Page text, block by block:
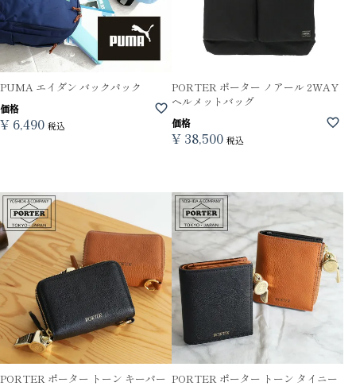
PUMA エイダン バックパック
価格
¥ 6,490 税込
PORTER ポーター ノアール 2WAY
ヘルメットバッグ
価格
¥ 38,500 税込
PORTER ポーター トーン キーパー PORTER ポーター トーン タイニー